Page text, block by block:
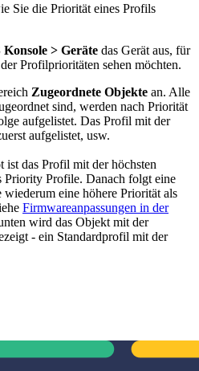
Sie die Priorität eines Profils
> Geräte das Gerät aus, für
Profilprioritäten sehen möchten.
Zugeordnete Objekte an. Alle
sind, werden nach Priorität
aufgelistet. Das Profil mit der
aufgelistet, usw.
ist das Profil mit der höchsten
Priority Profile. Danach folgt eine
wiederum eine höhere Priorität als
Firmwareanpassungen in der
wird das Objekt mit der
- ein Standardprofil mit der